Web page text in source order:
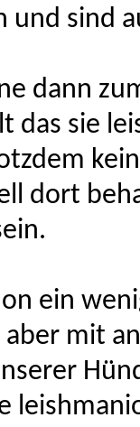
und sind
dann
das sie
dort
ein
mit